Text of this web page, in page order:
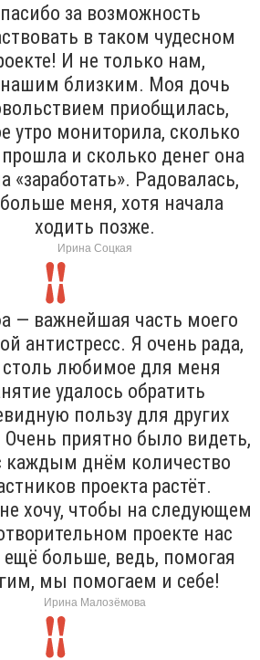
за возможность
в таком чудесном
И не только нам,
близким. Моя дочь
приобщилась,
утро мониторила, сколько
и сколько денег она
«заработать». Радовалась,
меня, хотя начала
ходить позже.
Ирина Соцкая
— важнейшая часть моего
антистресс. Я очень рада,
столь любимое для меня
удалось обратить
пользу для других
приятно было видеть,
каждым днём количество
проекта растёт.
хочу, чтобы на следующем
проекте нас
больше, ведь, помогая
мы помогаем и себе!
Ирина Малозёмова